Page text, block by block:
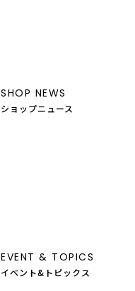
SHOP NEWS
ショップニュース
EVENT & TOPICS
イベント&トピックス